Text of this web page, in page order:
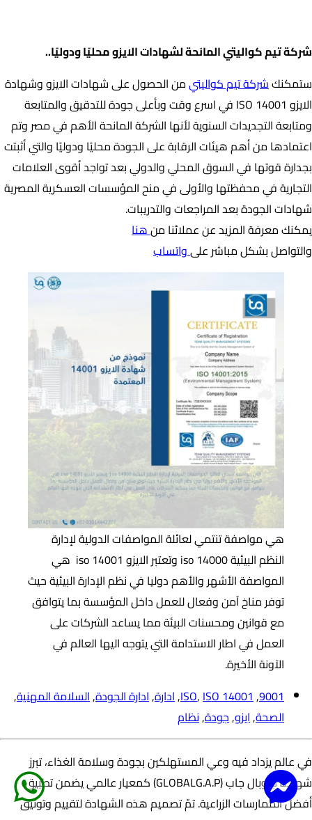
شركة تيم كواليتي المانحة لشهادات الايزو محليًا ودوليًا..
ستمكنكشركة تيم كواليتيمن الحصول على شهادات الايزو وشهادة
الايزو 14001 ISO في اسرع وقت وبأعلى جودة للتدقيق والمتابعة
ومتابعة التجديدات السنوية لأنها الشركة المانحة الأهم في مصر وتم
اعتمادها من أهم هيئات الرقابة على الجودة محليًا ودوليًا والتي أثبتت
بجدارة قوتها في السوق المحلي والدولي بعد تواجد أقوى العلامات
التجارية في محفظتها والأولى في منح المؤسسات العسكرية المصرية
شهادات الجودة بعد المراجعات والتدريبات.
يمكنك معرفة المزيد عن عملائنا منهنا
والتواصل بشكل مباشر علىواتساب
هي مواصفة تنتمي لعائلة المواصفات الدولية لإدارة
النظم البيئية iso 14000 وتعتبر الايزو iso 14001 هي
المواصفة الأشهر والأهم دوليا في نظم الإدارة البيئية حيث
توفر مناخ آمن وفعال للعمل داخل المؤسسة بما يتوافق
مع قوانين ومحسنات البيئة مما يساعد الشركات على
العمل في اطار الاستدامة التي يتوجه اليها العالم في
الآونة الأخيرة.
9001
,
ISO,ISO 14001
,ادارة,ادارة الجودة,السلامة المهنية,
الصحة,ايزو,جودة,نظام
في عالم يزداد فيه وعي المستهلكين بجودة وسلامة الغذاء، تبرز
شهادة جلوبال جاب (GLOBALG.A.P) كمعيار عالمي يضمن تطبيق
أفضل الممارسات الزراعية. تمّ تصميم هذه الشهادة لتقييم وتوثيق